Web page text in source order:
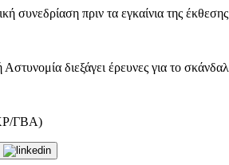
συνεδρίαση πριν τα εγκαίνια της
διεξάγει έρευνες για το
ΓΒΑ)